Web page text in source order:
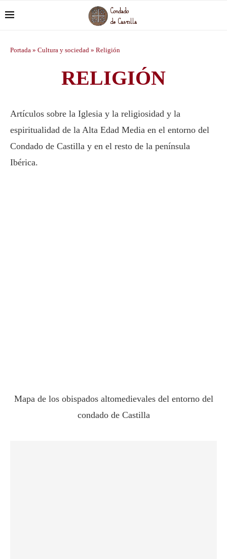
Portada » Cultura y sociedad » Religión
RELIGIÓN
Artículos sobre la Iglesia y la religiosidad y la
espiritualidad de la Alta Edad Media en el entorno del
Condado de Castilla y en el resto de la península
Ibérica.
Mapa de los obispados altomedievales del entorno del
condado de Castilla